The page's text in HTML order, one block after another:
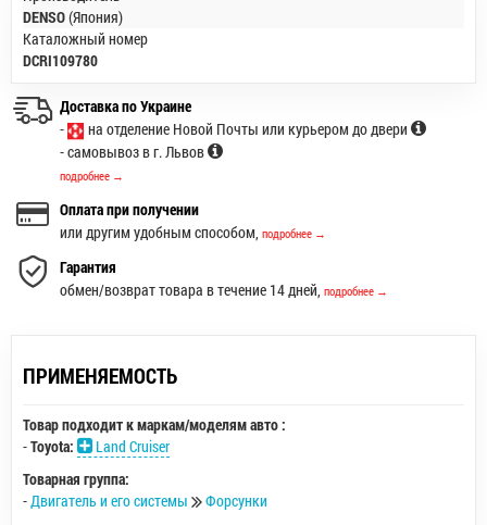
DENSO(Япония)
Каталожный номер
DCRI109780
Доставка по Украине
-
на отделение Новой Почты или курьером до двери
- самовывоз в г. Львов
подробнее →
Оплата при получении
или другим удобным способом, подробнее →
Гарантия
обмен/возврат товара в течение 14 дней, подробнее →
ПРИМЕНЯЕМОСТЬ
Товар подходит к маркам/моделям авто :
-Toyota:
Land Cruiser
Товарная группа:
-Двигатель и его системы Форсунки